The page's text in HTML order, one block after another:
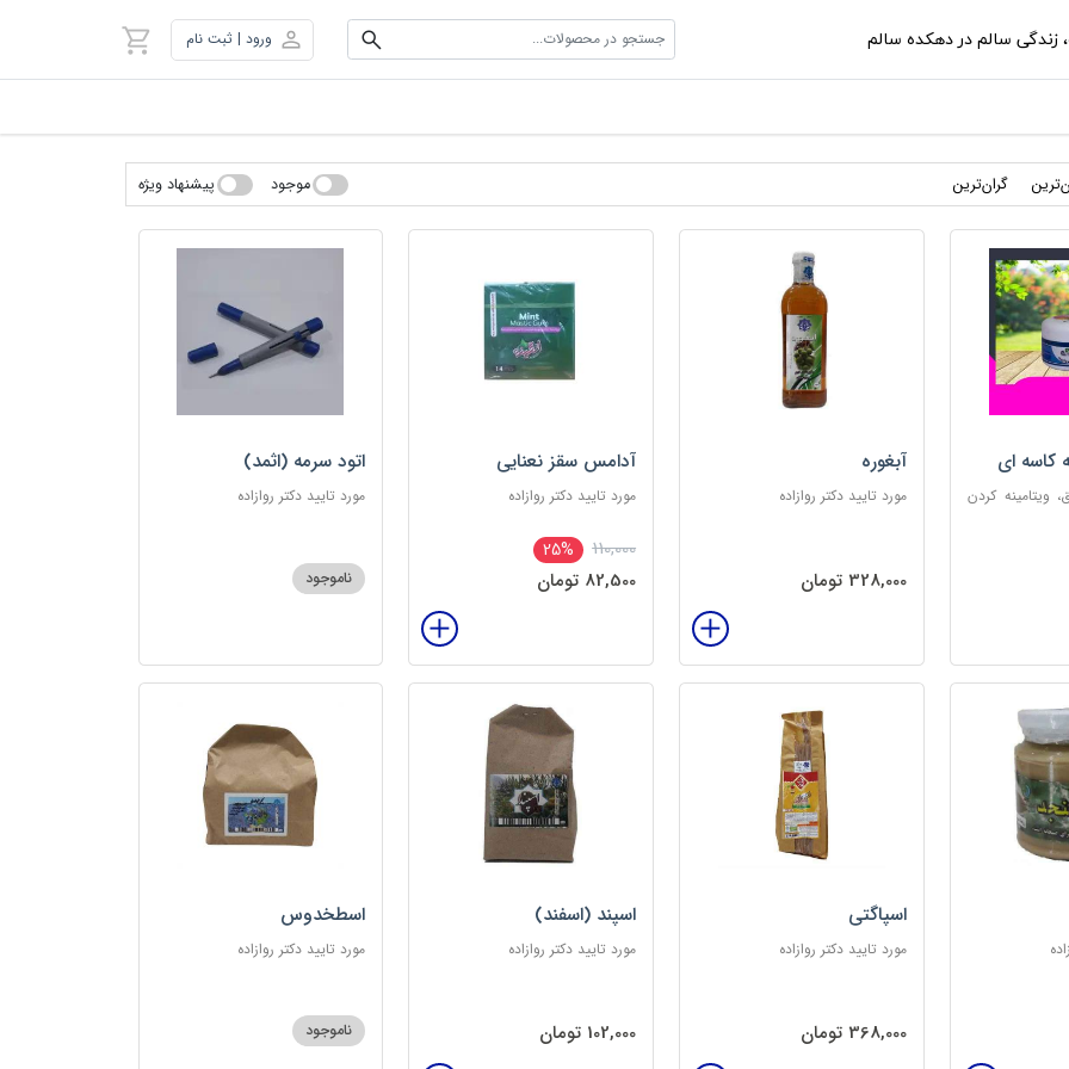
، زندگی سالم در دهکده سالم جستجو در محصولات... ورود | ثبت نام
گران‌ترین موجود پیشنهاد ویژه
کاسه ای
ویتامینه کردن
آبغوره
مورد تایید دکتر روازاده
328,000 تومان
آدامس سقز نعنایی
مورد تایید دکتر روازاده
110,000
25%
82,500 تومان
اتود سرمه (اثمد)
مورد تایید دکتر روازاده
ناموجود
اسپاگتی
مورد تایید دکتر روازاده
368,000 تومان
اسپند (اسفند)
مورد تایید دکتر روازاده
102,000 تومان
اسطخدوس
مورد تایید دکتر روازاده
ناموجود